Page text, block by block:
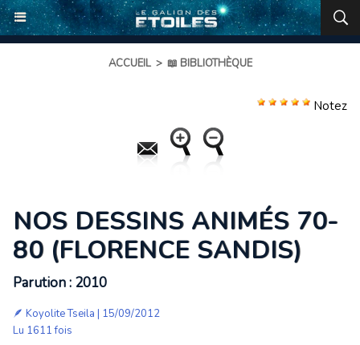
ACCUEIL > 📖 BIBLIOTHÈQUE
Notez
NOS DESSINS ANIMÉS 70-
80 (FLORENCE SANDIS)
Parution : 2010
🪶 Koyolite Tseila | 15/09/2012
Lu 1611 fois